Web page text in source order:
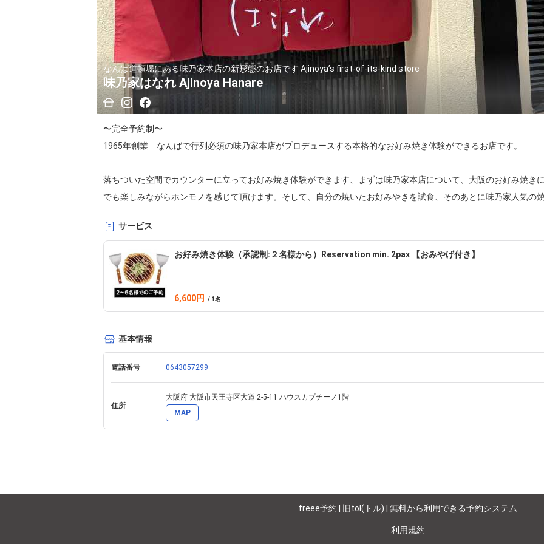
なんば道頓堀にある味乃家本店の新形態のお店です Ajinoya’s first-of-its-kind store
味乃家はなれ Ajinoya Hanare
〜完全予約制〜
1965年創業　なんばで行列必須の味乃家本店がプロデュースする本格的なお好み焼き体験ができるお店です。
落ちついた空間でカウンターに立ってお好み焼き体験ができます、まずは味乃家本店について、大阪のお好み焼き
でも楽しみながらホンモノを感じて頂けます。そして、自分の焼いたお好みやきを試食、そのあとに味乃家人気の
思い出にのこる時間を味乃家はなれで過ごしませんか。
〜By reservation only〜
Founded in 1965, this special experience is brought to you by Ajinoya Honten, an iconic restaurant in Namba,
In a relaxed, intimate setting, you can step behind the counter and enjoy making okonomiyaki. The experience
Once the okonomiyaki is ready, you’ll get to savor your creation, followed by our popular yakisoba and locally
prepared for you to take home.
サービス
お好み焼き体験（承認制:２名様から）Reservation min. 2pax 【おみやげ付き】
6,600円 / 1名
基本情報
電話番号 0643057299
住所
大阪府 大阪市天王寺区大道 2-5-11 ハウスカプチーノ1階
MAP
freee予約 | 旧tol(トル) | 無料から利用できる予約システム
利用規約